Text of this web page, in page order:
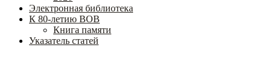
Электронная библиотека
К 80-летию ВОВ
Книга памяти
Указатель статей